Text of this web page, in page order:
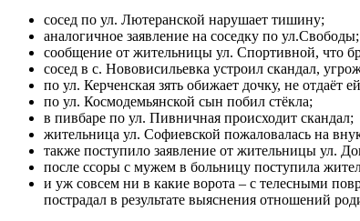
сосед по ул. Лютеранской нарушает тишину;
аналогичное заявление на соседку по ул.Свободы;
сообщение от жительницы ул. Спортивной, что
сосед в с. Нововисильевка устроил скандал,
по ул. Керченская зять обижает дочку, не отдаёт
по ул. Космодемьянской сын побил стёкла;
в пивбаре по ул. Пивничная происходит скандал;
жительница ул. Софиевской пожаловалась на
также поступило заявление от жительницы ул.
после ссоры с мужем в больницу поступила
и уж совсем ни в какие ворота – с телесными
пострадал в результате выяснения отношений